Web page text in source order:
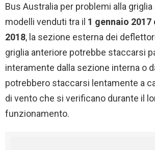
Bus Australia per problemi alla griglia
modelli venduti tra il 1 gennaio 2017
2018, la sezione esterna dei
griglia anteriore potrebbe staccarsi
interamente dalla sezione interna o
potrebbero staccarsi lentamente a
di vento che si verificano durante il
funzionamento.